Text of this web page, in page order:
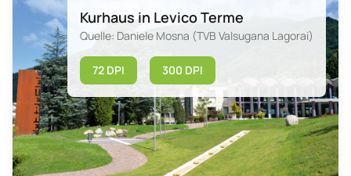
Kurhaus in Levico Terme
Quelle: Daniele Mosna (TVB Valsugana Lagorai)
72 DPI 300 DPI